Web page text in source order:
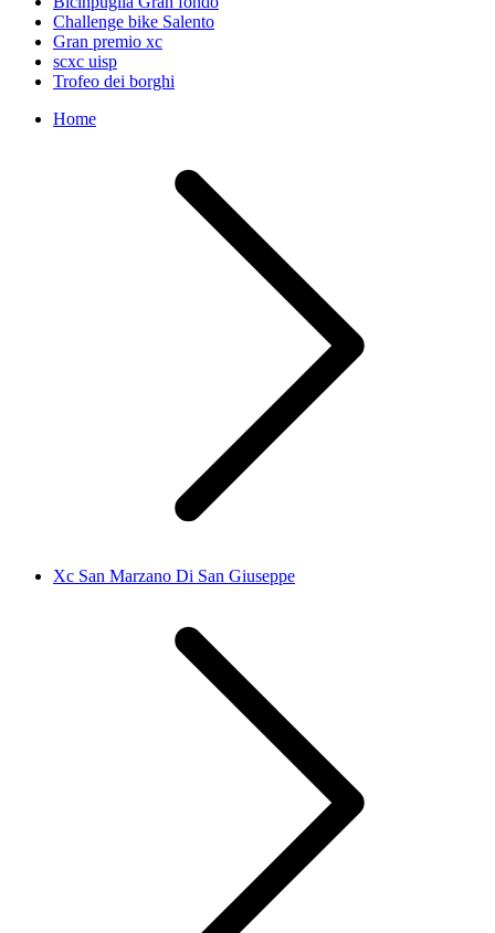
Challenge bike Salento
Gran premio xc
scxc uisp
Trofeo dei borghi
Home
Xc San Marzano Di San Giuseppe